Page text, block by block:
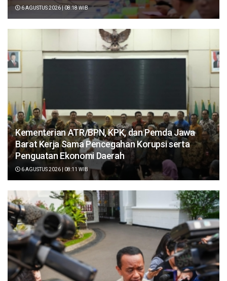
6 AGUSTUS 2026 | 08:18 WIB
Kementerian ATR/BPN, KPK, dan Pemda Jawa
Barat Kerja Sama Pencegahan Korupsi serta
Penguatan Ekonomi Daerah
6 AGUSTUS 2026 | 08:11 WIB